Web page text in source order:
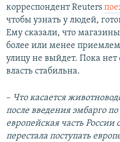
корреспондент Reuters
чтобы узнать у людей,
Ему сказали, что
более или менее
улицу не выйдет. Пока нет
власть стабильна.
– Что касается
после введения эмбарго
европейская часть России
перестала поступать